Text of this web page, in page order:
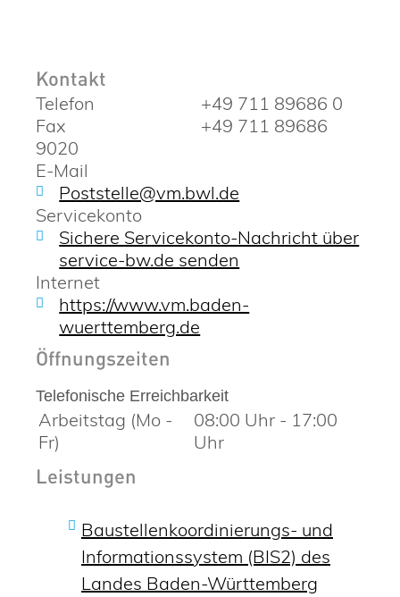
Kontakt
Telefon
+49 711 89686 0
Fax
+49 711 89686
9020
E-Mail
Poststelle@vm.bwl.de
Servicekonto
Sichere Servicekonto-Nachricht über
service-bw.de senden
Internet
https://www.vm.baden-
wuerttemberg.de
Öffnungszeiten
Telefonische Erreichbarkeit
Arbeitstag (Mo -
Fr)
08:00 Uhr - 17:00
Uhr
Leistungen
Baustellenkoordinierungs- und
Informationssystem (BIS2) des
Landes Baden-Württemberg